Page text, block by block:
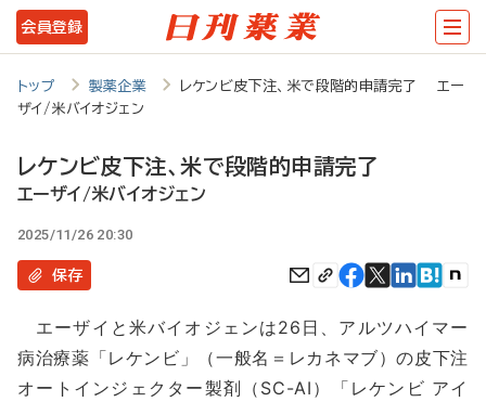
メ
イ
テ
ツ
に
動
会員登録
トップ 製薬企業
レケンビ皮下注、米で段階的申請完了 エー
ザイ/米バイオジェン
レケンビ皮下注、米で段階的申請完了
エーザイ/米バイオジェン
2025/11/26 20:30
保存
エーザイと米バイオジェンは26日、アルツハイマー
病治療薬「レケンビ」（一般名＝レカネマブ）の皮下注
オートインジェクター製剤（SC-AI）「レケンビ アイ